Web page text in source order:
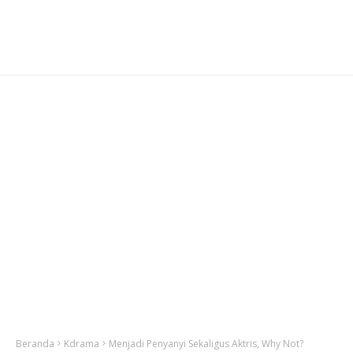
Beranda Kdrama Menjadi Penyanyi Sekaligus Aktris, Why Not?